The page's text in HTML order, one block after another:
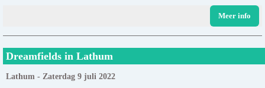
Meer info
Dreamfields in Lathum
Lathum - Zaterdag 9 juli 2022